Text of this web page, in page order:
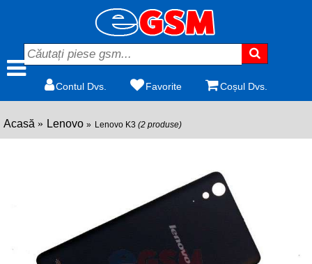
Contul Dvs. Favorite Coșul Dvs.
Acasă Lenovo Lenovo K3 (2 produse)